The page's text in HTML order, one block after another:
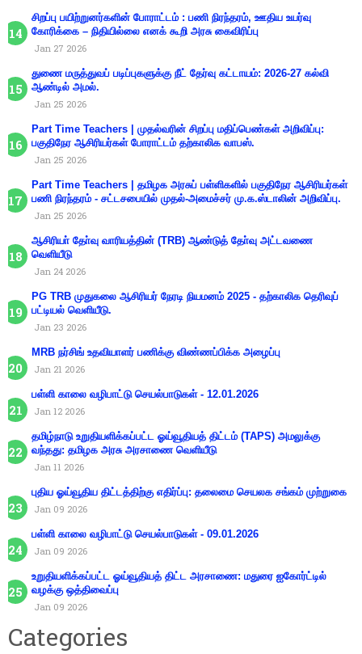
சிறப்பு பயிற்றுனர்களின் போராட்டம் : பணி நிரந்தரம், ஊதிய உயர்வு
கோரிக்கை – நிதியில்லை எனக் கூறி அரசு கைவிரிப்பு
Jan 27 2026
துணை மருத்துவப் படிப்புகளுக்கு நீட் தேர்வு கட்டாயம்: 2026-27 கல்வி
ஆண்டில் அமல்.
Jan 25 2026
Part Time Teachers | முதல்வரின் சிறப்பு மதிப்பெண்கள் அறிவிப்பு:
பகுதிநேர ஆசிரியர்கள் போராட்டம் தற்காலிக வாபஸ்.
Jan 25 2026
Part Time Teachers | தமிழக அரசுப் பள்ளிகளில் பகுதிநேர ஆசிரியர்கள்
பணி நிரந்தரம் - சட்டசபையில் முதல்-அமைச்சர் மு.க.ஸ்டாலின் அறிவிப்பு.
Jan 25 2026
ஆசிரியா் தோ்வு வாரியத்தின் (TRB) ஆண்டுத் தோ்வு அட்டவணை
வெளியீடு
Jan 24 2026
PG TRB முதுகலை ஆசிரியர் நேரடி நியமனம் 2025 - தற்காலிக தெரிவுப்
பட்டியல் வெளியீடு.
Jan 23 2026
MRB நர்சிங் உதவியாளர் பணிக்கு விண்ணப்பிக்க அழைப்பு
Jan 21 2026
பள்ளி காலை வழிபாட்டு செயல்பாடுகள் - 12.01.2026
Jan 12 2026
தமிழ்நாடு உறுதியளிக்கப்பட்ட ஓய்வூதியத் திட்டம் (TAPS) அமலுக்கு
வந்தது: தமிழக அரசு அரசாணை வெளியீடு
Jan 11 2026
புதிய ஓய்வூதிய திட்டத்திற்கு எதிர்ப்பு: தலைமை செயலக சங்கம் முற்றுகை
Jan 09 2026
பள்ளி காலை வழிபாட்டு செயல்பாடுகள் - 09.01.2026
Jan 09 2026
உறுதியளிக்கப்பட்ட ஓய்வூதியத் திட்ட அரசாணை: மதுரை ஐகோர்ட்டில்
வழக்கு ஒத்திவைப்பு
Jan 09 2026
Categories